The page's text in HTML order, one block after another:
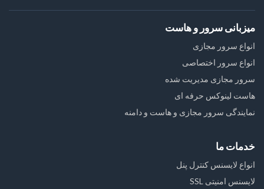
میزبانی سرور و هاست
انواع سرور مجازی
انواع سرور اختصاصی
سرور مجازی مدیریت شده
هاست لینوکس حرفه ای
نمایندگی سرور مجازی و هاست و دامنه
خدمات ما
انواع لایسنس کنترل پنل
لایسنس امنیتی SSL